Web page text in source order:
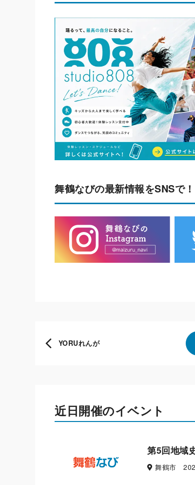
舞鶴なびの最新情報をSNSで！
YORUれんが
近日開催のイベント
第5回地域
舞鶴市